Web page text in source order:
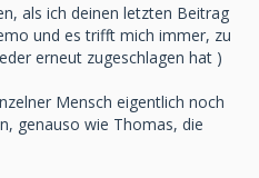
als ich deinen letzten Beitrag
und es trifft mich immer, zu
erneut zugeschlagen hat )
Mensch eigentlich noch
genauso wie Thomas, die